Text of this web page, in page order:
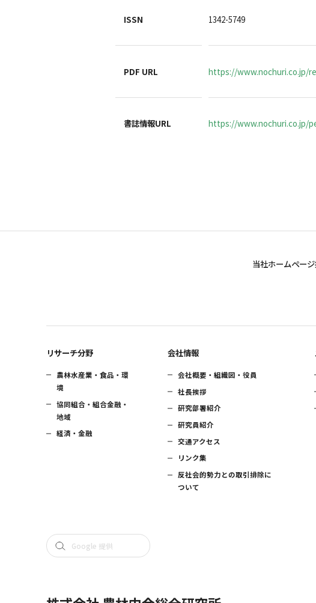
ISSN 1342-5749
PDF URL https://
書誌情報URL https://www.nochuri.co.jp/
当社ホームペー
リサーチ分野
農林水産業・食品・環
境
協同組合・組合金融・
地域
経済・金融
会社情報
会社概要・組織図・役員
社長挨拶
研究部署紹介
研究員紹介
交通アクセス
リンク集
反社会的勢力との取引排除に
ついて